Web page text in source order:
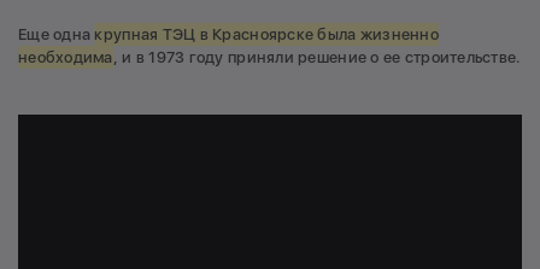
Еще одна крупная ТЭЦ в Красноярске была жизненно
необходима, и в 1973 году приняли решение о ее строительстве.